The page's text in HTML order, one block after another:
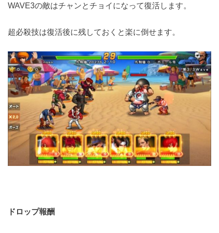
WAVE3の敵はチャンとチョイになって復活します。
超必殺技は復活後に残しておくと楽に倒せます。
ドロップ報酬